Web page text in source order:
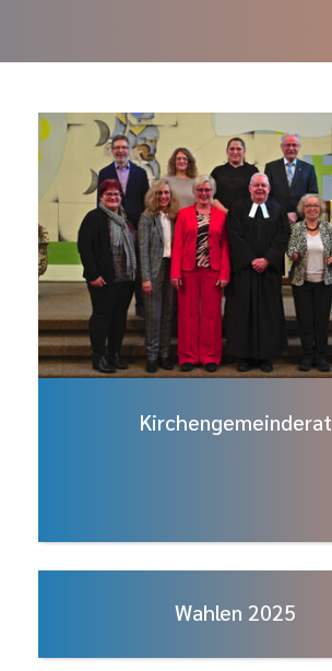
Kirchengemeinderat
Wahlen 2025